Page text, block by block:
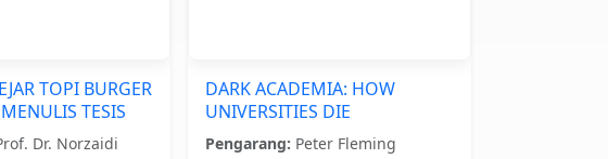
TOPI BURGER
TESIS
Dr. Norzaidi
DARK ACADEMIA: HOW
UNIVERSITIES DIE
Pengarang: Peter Fleming